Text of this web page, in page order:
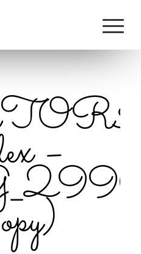
–